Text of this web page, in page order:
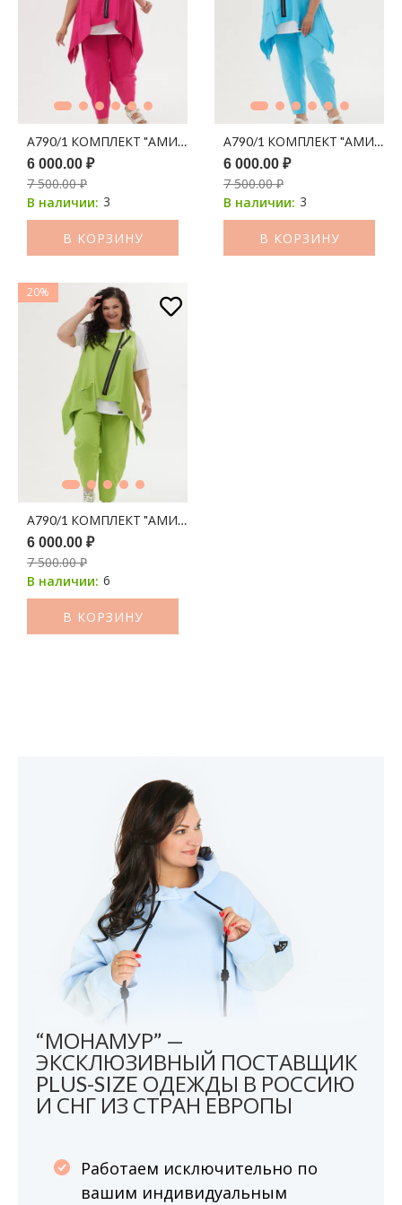
А790/1 КОМПЛЕКТ "АМИНА" ЯГОДНЫЙ
6 000.00 ₽
7 500.00 ₽
В наличии: 3
В КОРЗИНУ
А790/1 КОМПЛЕКТ "АМИНА"
6 000.00 ₽
7 500.00 ₽
В наличии: 3
В КОРЗИНУ
20%
А790/1 КОМПЛЕКТ "АМИНА" САЛАТОВЫЙ
6 000.00 ₽
7 500.00 ₽
В наличии: 6
В КОРЗИНУ
“МОНАМУР” —
ЭКСКЛЮЗИВНЫЙ ПОСТАВЩИК
PLUS-SIZE ОДЕЖДЫ В РОССИЮ
И СНГ ИЗ СТРАН ЕВРОПЫ
Работаем исключительно по
вашим индивидуальным